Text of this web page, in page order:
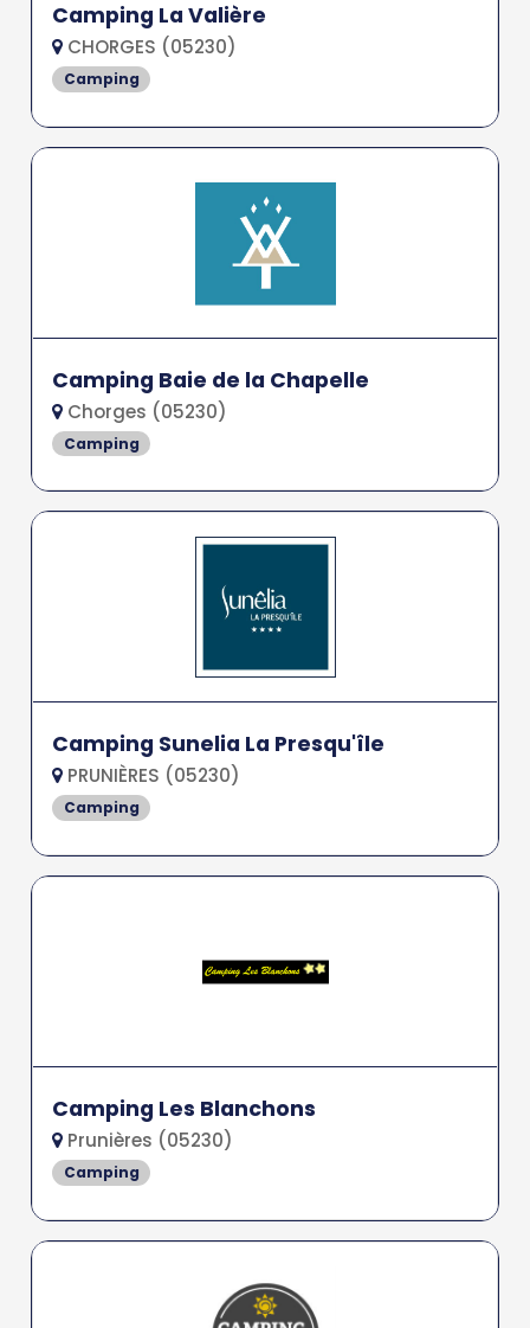
Camping La Valière
CHORGES (05230)
Camping
Camping Baie de la Chapelle
Chorges (05230)
Camping
Camping Sunelia La Presqu'île
PRUNIÈRES (05230)
Camping
Camping Les Blanchons
Prunières (05230)
Camping